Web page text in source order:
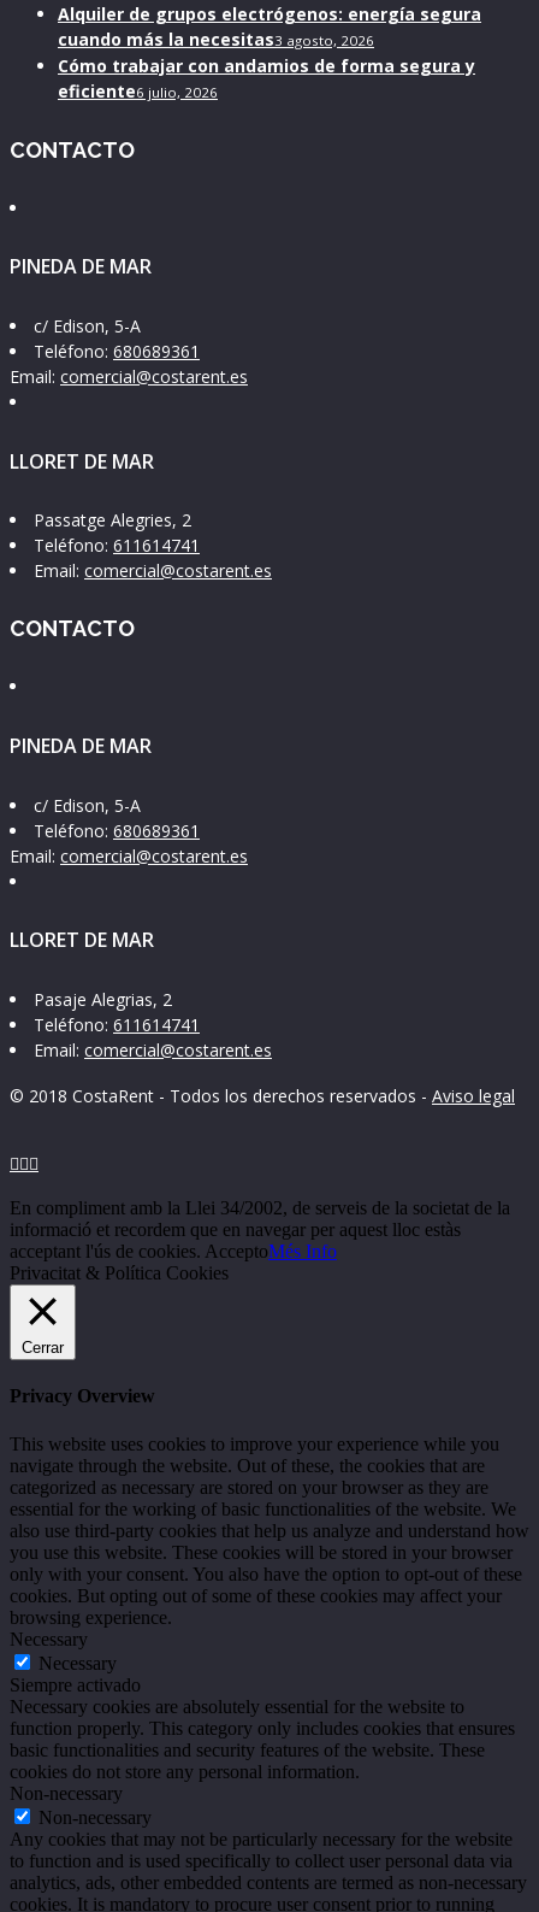
Alquiler de grupos electrógenos: energía segura
cuando más la necesitas3 agosto, 2026
Cómo trabajar con andamios de forma segura y
eficiente6 julio, 2026
CONTACTO
PINEDA DE MAR
c/ Edison, 5-A
Teléfono: 680689361
Email: comercial@costarent.es
LLORET DE MAR
Passatge Alegries, 2
Teléfono: 611614741
Email: comercial@costarent.es
CONTACTO
PINEDA DE MAR
c/ Edison, 5-A
Teléfono: 680689361
Email: comercial@costarent.es
LLORET DE MAR
Pasaje Alegrias, 2
Teléfono: 611614741
Email: comercial@costarent.es
© 2018 CostaRent - Todos los derechos reservados - Aviso legal

En compliment amb la Llei 34/2002, de serveis de la societat de la
informació et recordem que en navegar per aquest lloc estàs
acceptant l'ús de cookies. AcceptoMés Info
Privacitat & Política Cookies
Cerrar
Privacy Overview
This website uses cookies to improve your experience while you
navigate through the website. Out of these, the cookies that are
categorized as necessary are stored on your browser as they are
essential for the working of basic functionalities of the website. We
also use third-party cookies that help us analyze and understand how
you use this website. These cookies will be stored in your browser
only with your consent. You also have the option to opt-out of these
cookies. But opting out of some of these cookies may affect your
browsing experience.
Necessary
Necessary
Siempre activado
Necessary cookies are absolutely essential for the website to
function properly. This category only includes cookies that ensures
basic functionalities and security features of the website. These
cookies do not store any personal information.
Non-necessary
Non-necessary
Any cookies that may not be particularly necessary for the website
to function and is used specifically to collect user personal data via
analytics, ads, other embedded contents are termed as non-necessary
cookies. It is mandatory to procure user consent prior to running